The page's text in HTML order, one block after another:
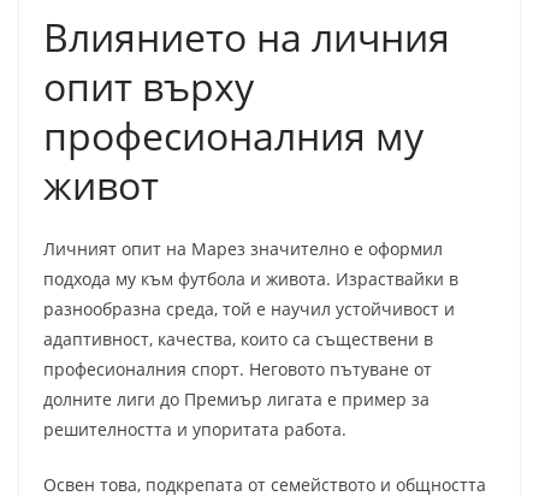
Влиянието на личния
опит върху
професионалния му
живот
Личният опит на Марез значително е оформил
подхода му към футбола и живота. Израствайки в
разнообразна среда, той е научил устойчивост и
адаптивност, качества, които са съществени в
професионалния спорт. Неговото пътуване от
долните лиги до Премиър лигата е пример за
решителността и упоритата работа.
Освен това, подкрепата от семейството и общността